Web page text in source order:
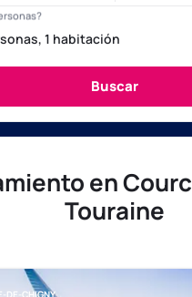
en
Touraine
DE-CHIGNY